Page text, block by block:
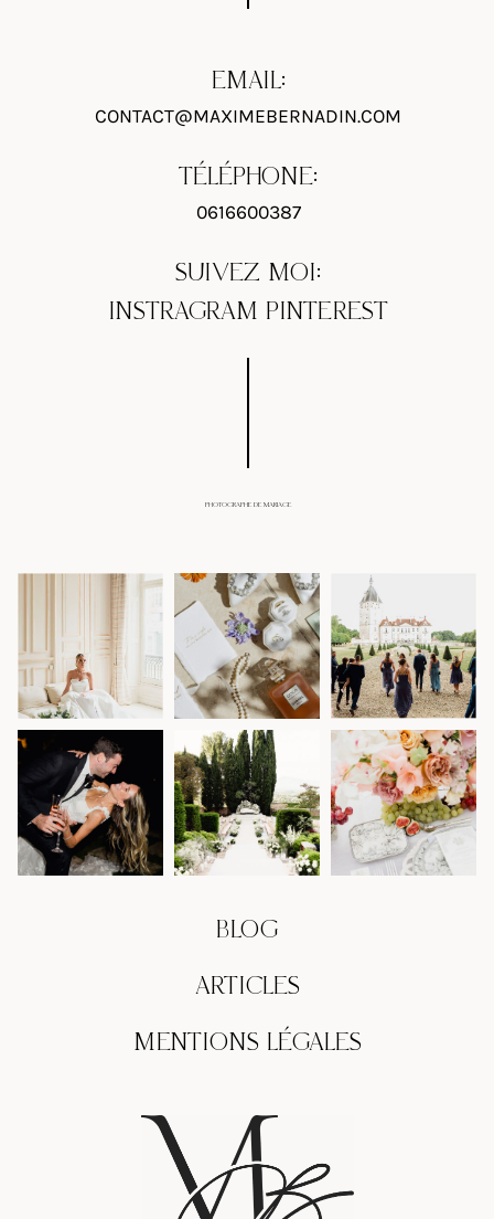
EMAIL:
CONTACT@MAXIMEBERNADIN.COM
TÉLÉPHONE:
0616600387
SUIVEZ MOI:
INSTRAGRAM PINTEREST
PHOTOGRAPHE DE MARIAGE
BLOG
ARTICLES
MENTIONS LÉGALES